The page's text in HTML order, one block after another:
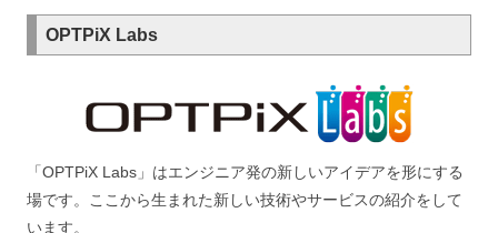
OPTPiX Labs
「OPTPiX Labs」はエンジニア発の新しいアイデアを形にする
場です。ここから生まれた新しい技術やサービスの紹介をして
います。